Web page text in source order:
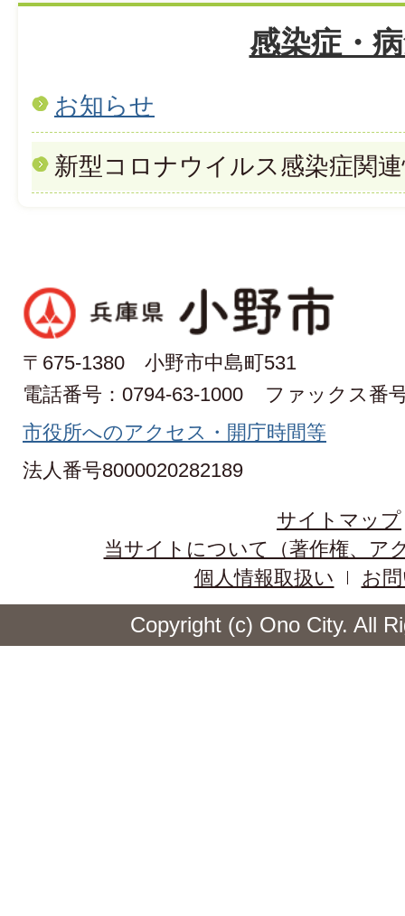
感染症・
お知らせ
新型コロナウイルス感染症関
〒675-1380 小野市中島町531
電話番号：0794-63-1000
ファックス番
市役所へのアクセス・開庁時間等
法人番号8000020282189
サイトマップ
当サイトについて（著作権、ア
個人情報取扱い
お
Copyright (c) Ono City. All